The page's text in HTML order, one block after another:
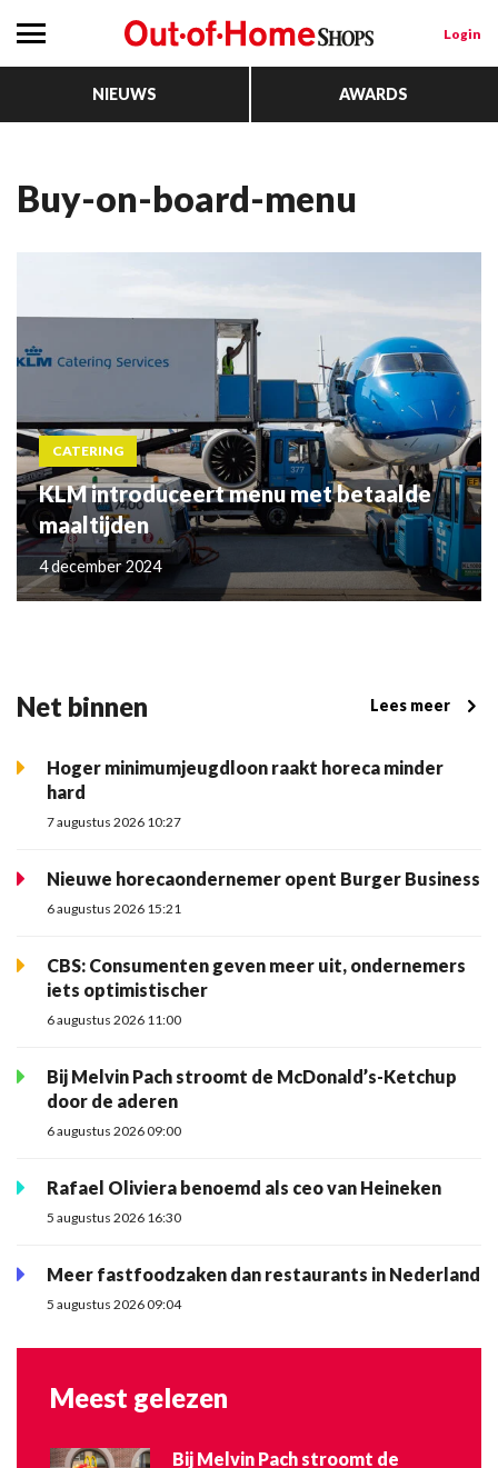
Login
NIEUWS AWARDS
Buy-on-board-menu
CATERING
KLM introduceert menu met betaalde
maaltijden
4 december 2024
Net binnen Lees meer
Hoger minimumjeugdloon raakt horeca minder
hard
7 augustus 2026 10:27
Nieuwe horecaondernemer opent Burger Business
6 augustus 2026 15:21
CBS: Consumenten geven meer uit, ondernemers
iets optimistischer
6 augustus 2026 11:00
Bij Melvin Pach stroomt de McDonald’s-Ketchup
door de aderen
6 augustus 2026 09:00
Rafael Oliviera benoemd als ceo van Heineken
5 augustus 2026 16:30
Meer fastfoodzaken dan restaurants in Nederland
5 augustus 2026 09:04
Meest gelezen
Bij Melvin Pach stroomt de